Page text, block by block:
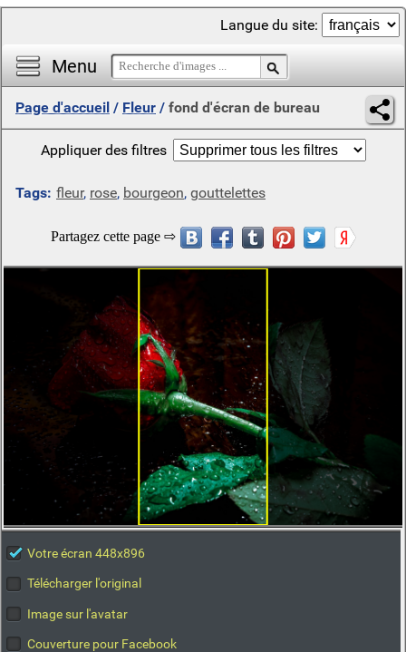
Menu
Langue du site:
Page d'accueil / Fleur / fond d'écran de bureau
Appliquer des filtres
Tags: fleur, rose, bourgeon, gouttelettes
Votre écran 448x896
Télécharger l'original
Image sur l'avatar
Couverture pour Facebook